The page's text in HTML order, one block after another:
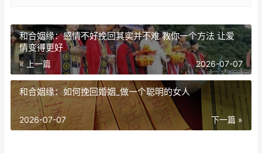
和合姻缘：感情不好挽回其实并不难 教你一个方法 让爱
情变得更好
« 上一篇 2026-07-07
和合姻缘：如何挽回婚姻_做一个聪明的女人
下一篇 »
2026-07-07